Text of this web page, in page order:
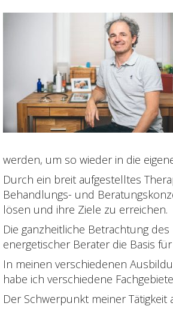
werden, um so wieder in die
Durch ein breit aufgestelltes
Behandlungs- und
lösen und ihre Ziele zu erreichen.
Die ganzheitliche Betrachtung
energetischer Berater die Basis
In meinen verschiedenen
habe ich verschiedene
Der Schwerpunkt meiner